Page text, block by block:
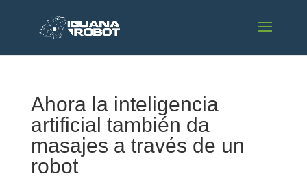
Ahora la inteligencia
artificial también da
masajes a través de un
robot